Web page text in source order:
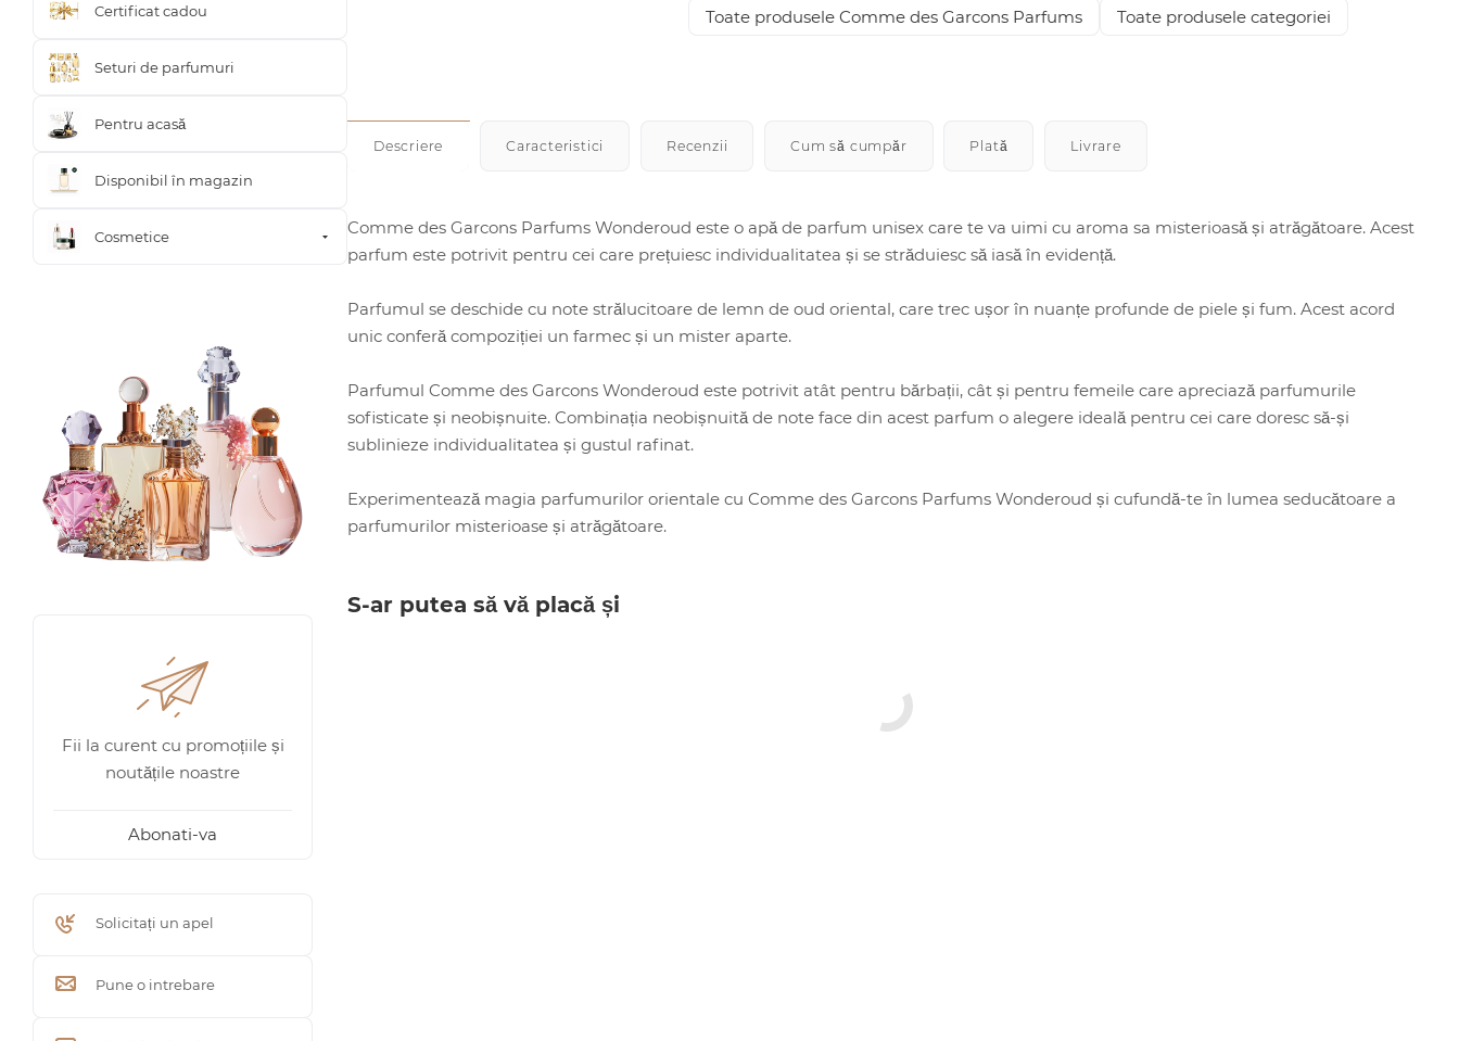
Toate produsele Comme des Garcons Parfums Toate produsele categoriei
Descriere Caracteristici Recenzii Cum să cumpăr Plată Livrare
Comme des Garcons Parfums Wonderoud este o apă de parfum unisex care te va uimi cu aroma sa misterioasă și atrăgătoare. Acest
parfum este potrivit pentru cei care prețuiesc individualitatea și se străduiesc să iasă în evidență.
Parfumul se deschide cu note strălucitoare de lemn de oud oriental, care trec ușor în nuanțe profunde de piele și fum. Acest acord
unic conferă compoziției un farmec și un mister aparte.
Parfumul Comme des Garcons Wonderoud este potrivit atât pentru bărbații, cât și pentru femeile care apreciază parfumurile
sofisticate și neobișnuite. Combinația neobișnuită de note face din acest parfum o alegere ideală pentru cei care doresc să-și
sublinieze individualitatea și gustul rafinat.
Experimentează magia parfumurilor orientale cu Comme des Garcons Parfums Wonderoud și cufundă-te în lumea seducătoare a
parfumurilor misterioase și atrăgătoare.
S-ar putea să vă placă și
Certificat cadou
Seturi de parfumuri
Pentru acasă
Disponibil în magazin
Cosmetice
Fii la curent cu promoțiile și
noutățile noastre
Abonati-va
Solicitați un apel
Pune o intrebare